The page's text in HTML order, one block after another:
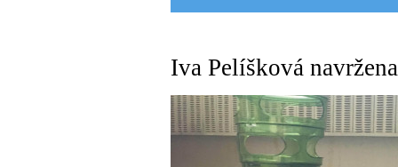
Iva Pelíšková